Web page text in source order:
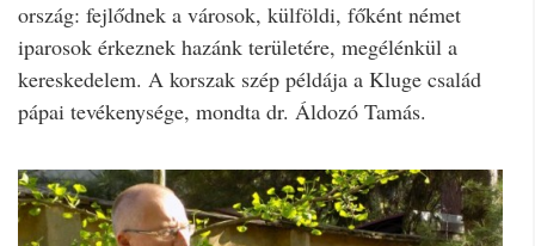
ország: fejlődnek a városok, külföldi, főként német
iparosok érkeznek hazánk területére, megélénkül a
kereskedelem. A korszak szép példája a Kluge család
pápai tevékenysége, mondta dr. Áldozó Tamás.